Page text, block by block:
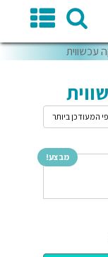
עכשווית
מבצע!